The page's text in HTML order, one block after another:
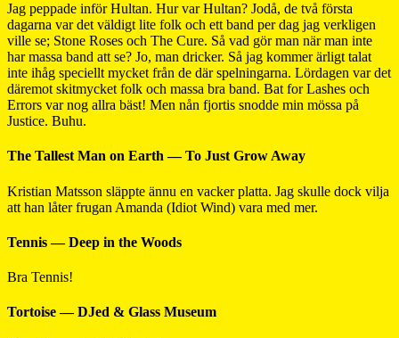
Jag peppade inför Hultan. Hur var Hultan? Jodå, de två första
dagarna var det väldigt lite folk och ett band per dag jag verkligen
ville se; Stone Roses och The Cure. Så vad gör man när man inte
har massa band att se? Jo, man dricker. Så jag kommer ärligt talat
inte ihåg speciellt mycket från de där spelningarna. Lördagen var det
däremot skitmycket folk och massa bra band. Bat for Lashes och
Errors var nog allra bäst! Men nån fjortis snodde min mössa på
Justice. Buhu.
The Tallest Man on Earth — To Just Grow Away
Kristian Matsson släppte ännu en vacker platta. Jag skulle dock vilja
att han låter frugan Amanda (Idiot Wind) vara med mer.
Tennis — Deep in the Woods
Bra Tennis!
Tortoise — DJed & Glass Museum